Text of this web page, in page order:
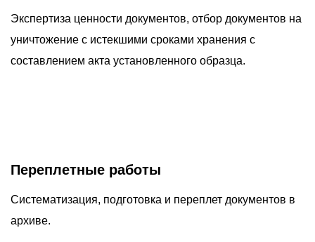
Экспертиза ценности документов, отбор документов на
уничтожение с истекшими сроками хранения с
составлением акта установленного образца.
Переплетные работы
Систематизация, подготовка и переплет документов в
архиве.